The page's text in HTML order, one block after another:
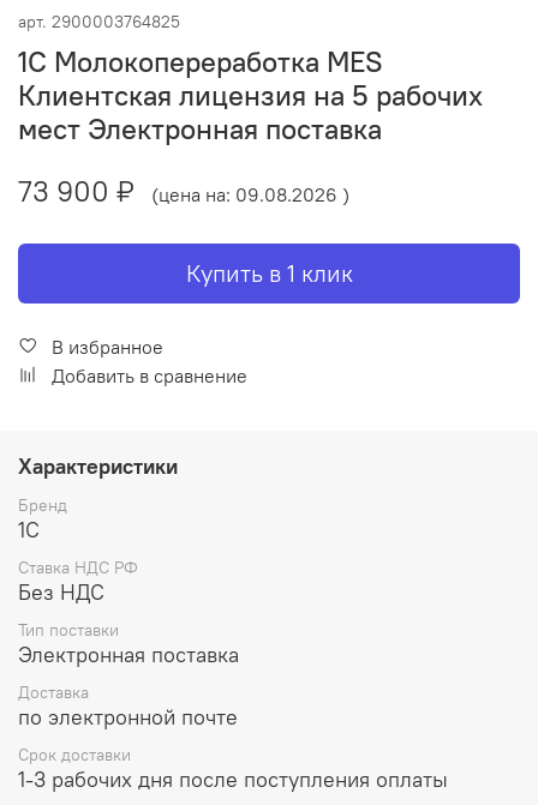
арт. 2900003764825
1С Молокопереработка MES
Клиентская лицензия на 5 рабочих
мест Электронная поставка
73 900 ₽
(цена на: 09.08.2026 )
Купить в 1 клик
В избранное
Добавить в сравнение
Характеристики
Бренд
1С
Ставка НДС РФ
Без НДС
Тип поставки
Электронная поставка
Доставка
по электронной почте
Срок доставки
1-3 рабочих дня после поступления оплаты